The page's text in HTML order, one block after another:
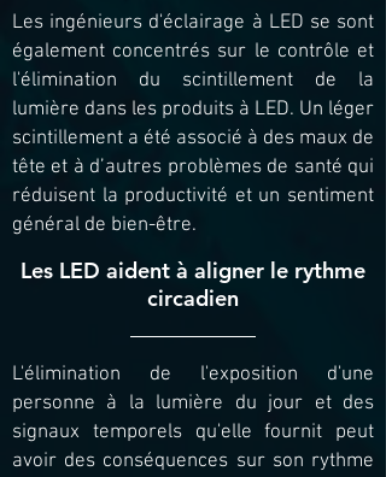
Les ingénieurs d'éclairage à LED se sont
également concentrés sur le contrôle et
l'élimination du scintillement de la
lumière dans les produits à LED. Un léger
scintillement a été associé à des maux de
tête et à d’autres problèmes de santé qui
réduisent la productivité et un sentiment
général de bien-être.
Les LED aident à aligner le rythme
circadien
L'élimination de l'exposition d'une
personne à la lumière du jour et des
signaux temporels qu'elle fournit peut
avoir des conséquences sur son rythme